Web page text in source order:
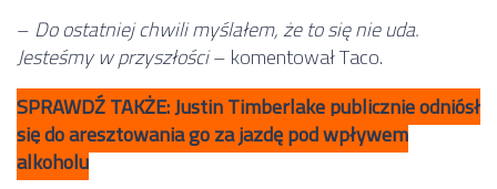
–Do ostatniej chwili myślałem, że to się nie uda.
Jesteśmy w przyszłości– komentował Taco.
SPRAWDŹ TAKŻE: Justin Timberlake publicznie odniósł
się do aresztowania go za jazdę pod wpływem
alkoholu